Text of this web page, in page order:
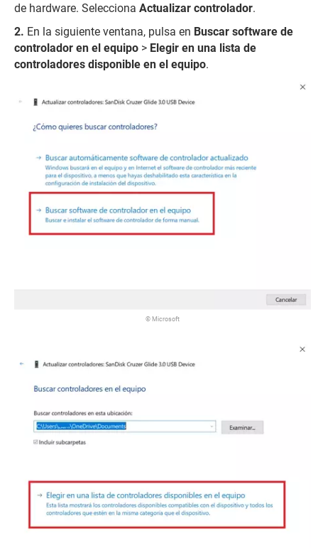
de hardware. Selecciona Actualizar controlador.
En la siguiente ventana, pulsa en Buscar software de
controlador en el equipo > Elegir en una lista de
controladores disponible en el equipo.
© Microsoft